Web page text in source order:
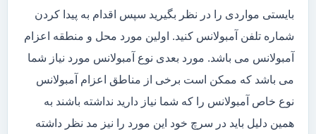
بایستی مواردی را در نظر بگیرید سپس اقدام به پیدا کردن
شماره تلفن آمبولانس کنید. اولین مورد محل و منطقه اعزام
آمبولانس می باشد. مورد بعدی نوع آمبولانس مورد نیاز شما
می باشد که ممکن است برخی از مناطق اعزام آمبولانس
نوع خاص آمبولانس را که شما نیاز دارید نداشته باشند به
همین دلیل باید در سرچ خود این مورد را نیز مد نظر داشته